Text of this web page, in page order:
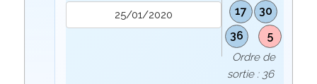
17
30
36
5
Ordre de
sortie : 36